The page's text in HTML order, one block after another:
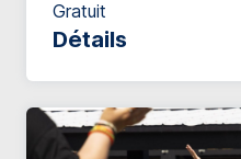
Gratuit
Détails